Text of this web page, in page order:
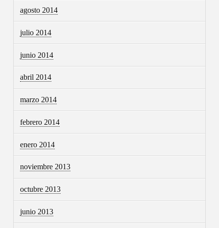
agosto 2014
julio 2014
junio 2014
abril 2014
marzo 2014
febrero 2014
enero 2014
noviembre 2013
octubre 2013
junio 2013